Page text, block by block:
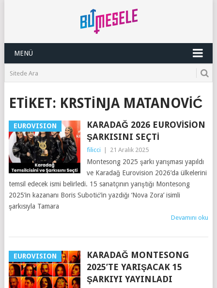
MENÜ
ETIKET: KRSTINJA MATANOVIĆ
EUROVISION
KARADAĞ 2026 EUROVISION
ŞARKISINI SEÇTI
filicci 21 Aralık 2025
Montesong 2025 şarkı yarışması yapıldı
ve Karadağ Eurovision 2026’da ülkelerini
temsil edecek ismi belirledi. 15 sanatçının yarıştığı Montesong
2025’in kazananı Boris Subotić’in yazdığı ‘Nova Zora’ isimli
şarkısıyla Tamara
Devamını oku
EUROVISION
KARADAĞ MONTESONG
2025’TE YARIŞACAK 15
ŞARKIYI YAYINLADI